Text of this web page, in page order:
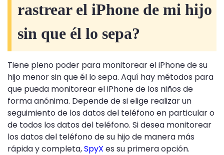
rastrear el iPhone de mi hijo
sin que él lo sepa?
Tiene pleno poder para monitorear el iPhone de su
hijo menor sin que él lo sepa. Aquí hay métodos para
que pueda monitorear el iPhone de los niños de
forma anónima. Depende de si elige realizar un
seguimiento de los datos del teléfono en particular o
de todos los datos del teléfono. Si desea monitorear
los datos del teléfono de su hijo de manera más
rápida y completa,SpyX es su primera opción.